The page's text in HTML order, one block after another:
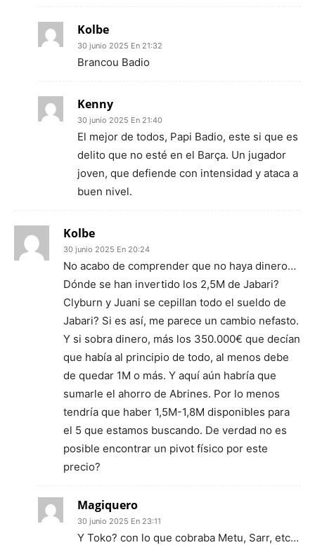
Kolbe
30 junio 2025 En 21:32
Brancou Badio
Kenny
30 junio 2025 En 21:40
El mejor de todos, Papi Badio, este si que es
delito que no esté en el Barça. Un jugador
joven, que defiende con intensidad y ataca a
buen nivel.
Kolbe
30 junio 2025 En 20:24
No acabo de comprender que no haya dinero…
Dónde se han invertido los 2,5M de Jabari?
Clyburn y Juani se cepillan todo el sueldo de
Jabari? Si es así, me parece un cambio nefasto.
Y si sobra dinero, más los 350.000€ que decían
que había al principio de todo, al menos debe
de quedar 1M o más. Y aquí aún habría que
sumarle el ahorro de Abrines. Por lo menos
tendría que haber 1,5M-1,8M disponibles para
el 5 que estamos buscando. De verdad no es
posible encontrar un pivot físico por este
precio?
Magiquero
30 junio 2025 En 23:11
Y Toko? con lo que cobraba Metu, Sarr, etc…